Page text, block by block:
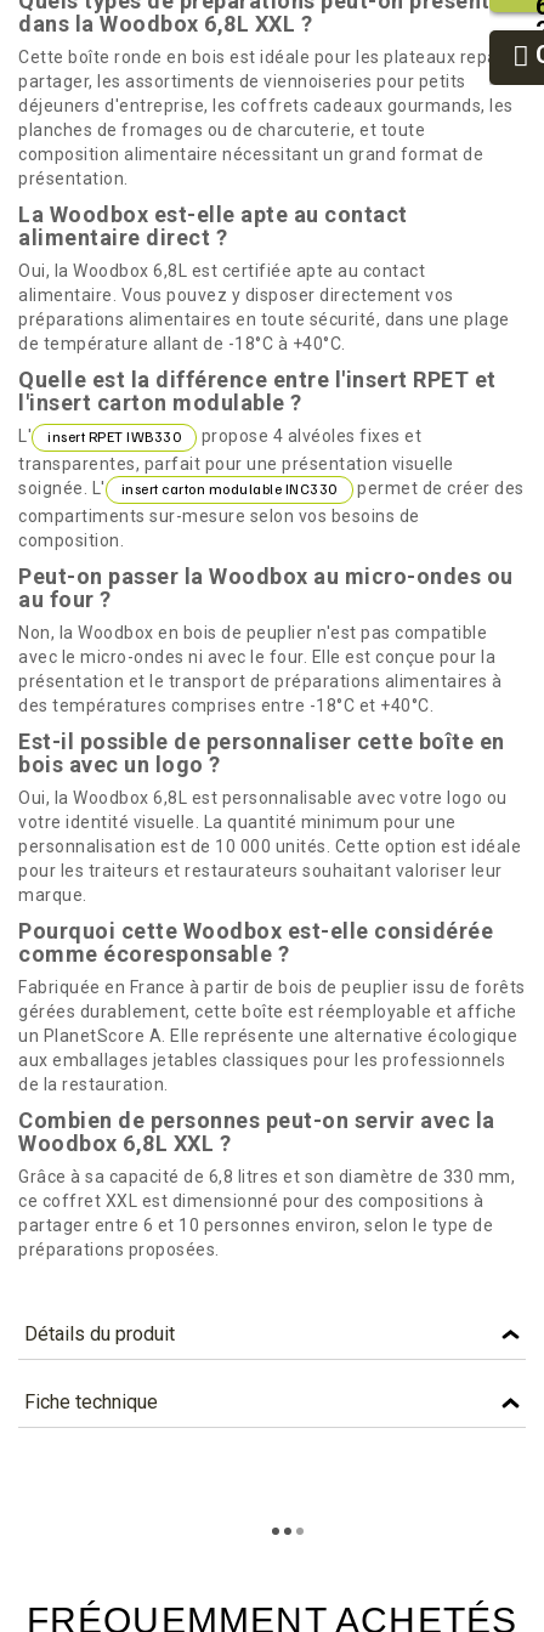
dans la Woodbox 6,8L XXL ?
Cette boîte ronde en bois est idéale pour les plateaux repas à
partager, les assortiments de viennoiseries pour petits
déjeuners d'entreprise, les coffrets cadeaux gourmands, les
planches de fromages ou de charcuterie, et toute
composition alimentaire nécessitant un grand format de
présentation.
La Woodbox est-elle apte au contact
alimentaire direct ?
Oui, la Woodbox 6,8L est certifiée apte au contact
alimentaire. Vous pouvez y disposer directement vos
préparations alimentaires en toute sécurité, dans une plage
de température allant de -18°C à +40°C.
Quelle est la différence entre l'insert RPET et
l'insert carton modulable ?
L' insert RPET IWB330
propose 4 alvéoles fixes et
transparentes, parfait pour une présentation visuelle
soignée. L'
insert carton modulable INC330
permet de créer des
compartiments sur-mesure selon vos besoins de
composition.
Peut-on passer la Woodbox au micro-ondes ou
au four ?
Non, la Woodbox en bois de peuplier n'est pas compatible
avec le micro-ondes ni avec le four. Elle est conçue pour la
présentation et le transport de préparations alimentaires à
des températures comprises entre -18°C et +40°C.
Est-il possible de personnaliser cette boîte en
bois avec un logo ?
Oui, la Woodbox 6,8L est personnalisable avec votre logo ou
votre identité visuelle. La quantité minimum pour une
personnalisation est de 10 000 unités. Cette option est idéale
pour les traiteurs et restaurateurs souhaitant valoriser leur
marque.
Pourquoi cette Woodbox est-elle considérée
comme écoresponsable ?
Fabriquée en France à partir de bois de peuplier issu de forêts
gérées durablement, cette boîte est réemployable et affiche
un PlanetScore A. Elle représente une alternative écologique
aux emballages jetables classiques pour les professionnels
de la restauration.
Combien de personnes peut-on servir avec la
Woodbox 6,8L XXL ?
Grâce à sa capacité de 6,8 litres et son diamètre de 330 mm,
ce coffret XXL est dimensionné pour des compositions à
partager entre 6 et 10 personnes environ, selon le type de
préparations proposées.
Détails du produit
Référence WB330XXL
Caractéristiques
Couleur BRUN NATUREL
Fiche technique
FRÉQUEMMENT ACHETÉS